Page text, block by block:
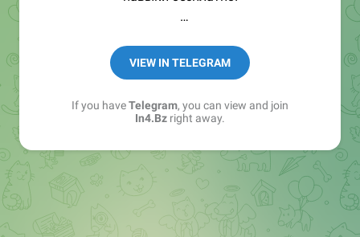
➖ in4.bz/
➖ https://t.me/in4bz
➖ twitter.com/bz_in4
➖ https://t.me/in4news
VIEW IN TELEGRAM
If you haveTelegram, you can view and join
In4.Bz right away.